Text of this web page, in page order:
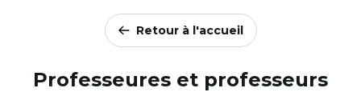
Retour à l'accueil
Professeures et professeurs